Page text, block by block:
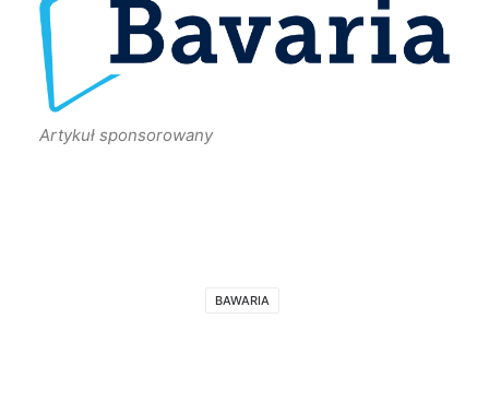
Artykuł sponsorowany
BAWARIA